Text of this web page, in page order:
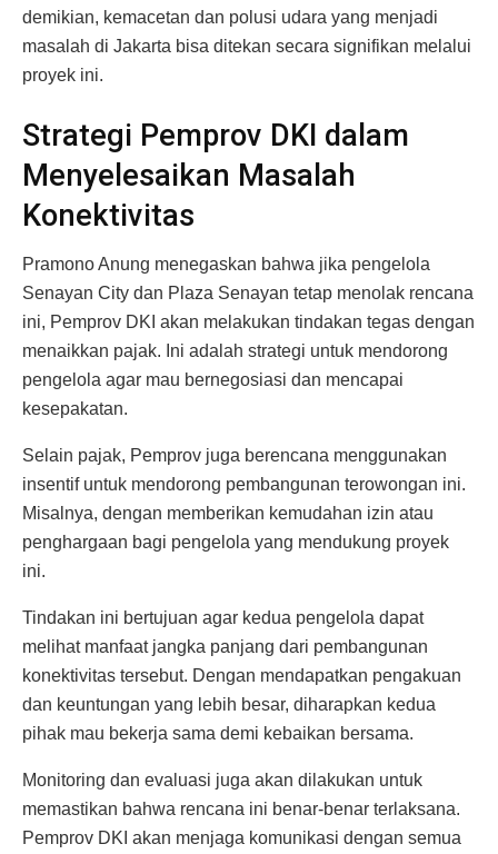
demikian, kemacetan dan polusi udara yang menjadi
masalah di Jakarta bisa ditekan secara signifikan melalui
proyek ini.
Strategi Pemprov DKI dalam
Menyelesaikan Masalah
Konektivitas
Pramono Anung menegaskan bahwa jika pengelola
Senayan City dan Plaza Senayan tetap menolak rencana
ini, Pemprov DKI akan melakukan tindakan tegas dengan
menaikkan pajak. Ini adalah strategi untuk mendorong
pengelola agar mau bernegosiasi dan mencapai
kesepakatan.
Selain pajak, Pemprov juga berencana menggunakan
insentif untuk mendorong pembangunan terowongan ini.
Misalnya, dengan memberikan kemudahan izin atau
penghargaan bagi pengelola yang mendukung proyek
ini.
Tindakan ini bertujuan agar kedua pengelola dapat
melihat manfaat jangka panjang dari pembangunan
konektivitas tersebut. Dengan mendapatkan pengakuan
dan keuntungan yang lebih besar, diharapkan kedua
pihak mau bekerja sama demi kebaikan bersama.
Monitoring dan evaluasi juga akan dilakukan untuk
memastikan bahwa rencana ini benar-benar terlaksana.
Pemprov DKI akan menjaga komunikasi dengan semua